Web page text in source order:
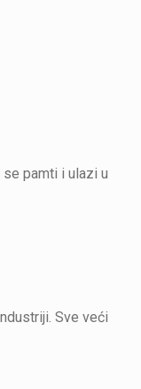
pamti i ulazi u
Sve veći